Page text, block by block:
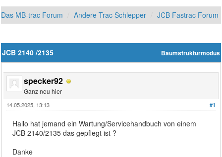
Das MB-trac Forum Andere Trac Schlepper JCB Fastrac Forum
Baumstrukturmodus
JCB 2140 /2135
specker92
Ganz neu hier
#1
14.05.2025, 13:13
Hallo hat jemand ein Wartung/Servicehandbuch von einem
JCB 2140/2135 das gepflegt ist ?
Danke